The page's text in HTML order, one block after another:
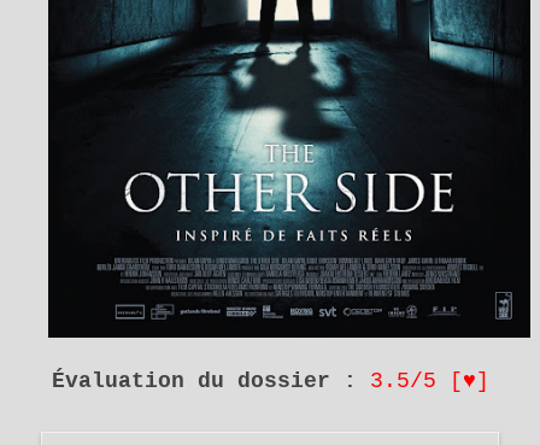
Évaluation du dossier : 3.5/5 [ ♥]